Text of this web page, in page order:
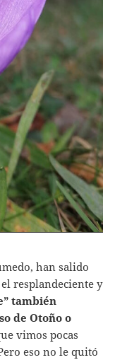
han salido
resplandeciente y
también
de Otoño o
vimos pocas
eso no le quitó